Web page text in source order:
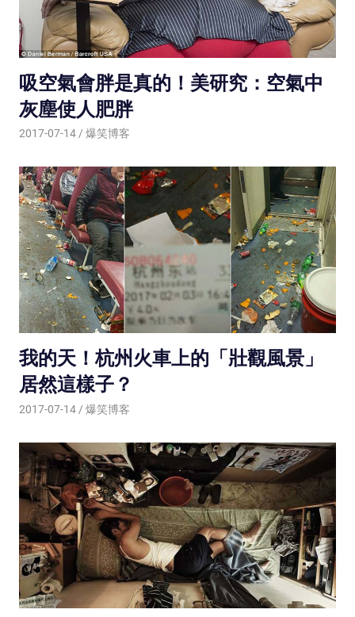
吸空氣會胖是真的！美研究：空氣中
灰塵使人肥胖
2017-07-14 爆笑博客
我的天！杭州火車上的「壯觀風景」
居然這樣子？
2017-07-14 爆笑博客